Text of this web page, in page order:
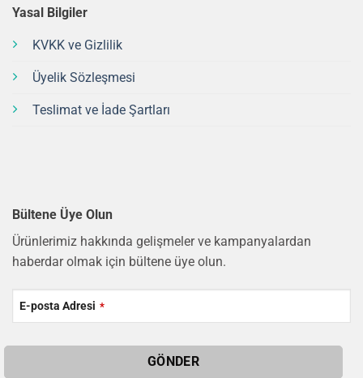
Yasal Bilgiler
KVKK ve Gizlilik
Üyelik Sözleşmesi
Teslimat ve İade Şartları
Bültene Üye Olun
Ürünlerimiz hakkında gelişmeler ve kampanyalardan
haberdar olmak için bültene üye olun.
E-posta Adresi *
GÖNDER